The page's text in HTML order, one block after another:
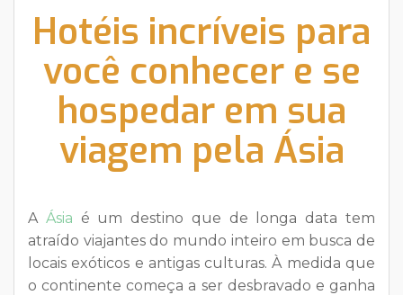
Hotéis incríveis para
você conhecer e se
hospedar em sua
viagem pela Ásia
A Ásia é um destino que de longa data tem
atraído viajantes do mundo inteiro em busca de
locais exóticos e antigas culturas. À medida que
o continente começa a ser desbravado e ganha